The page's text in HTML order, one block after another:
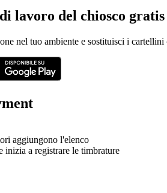
lavoro del chiosco
nel tuo ambiente e sostituisci i
aggiungono l'elenco
inizia a registrare le timbrature